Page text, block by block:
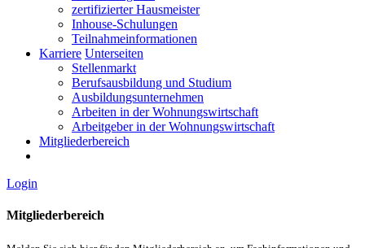
zertifizierter Hausmeister
Inhouse-Schulungen
Teilnahmeinformationen
Karriere Unterseiten
Stellenmarkt
Berufsausbildung und Studium
Ausbildungsunternehmen
Arbeiten in der Wohnungswirtschaft
Arbeitgeber in der Wohnungswirtschaft
Mitgliederbereich
Login
Mitgliederbereich